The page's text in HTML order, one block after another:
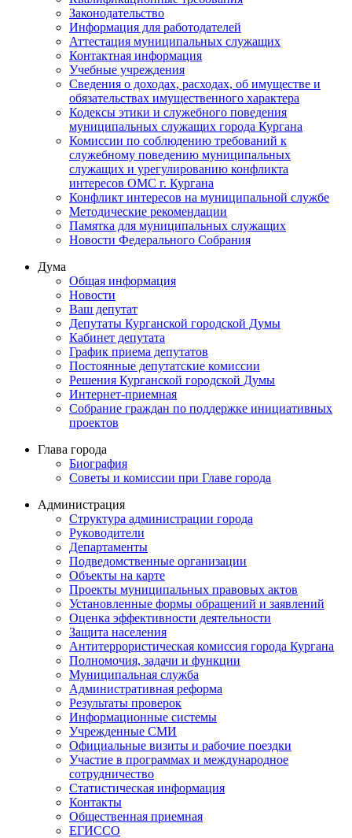
Законодательство
Информация для работодателей
Аттестация муниципальных служащих
Контактная информация
Учебные учреждения
Сведения о доходах, расходах, об имуществе и
обязательствах имущественного характера
Кодексы этики и служебного поведения
муниципальных служащих города Кургана
Комиссии по соблюдению требований к
служебному поведению муниципальных
служащих и урегулированию конфликта
интересов ОМС г. Кургана
Конфликт интересов на муниципальной службе
Методические рекомендации
Памятка для муниципальных служащих
Новости Федерального Cобрания
Дума
Общая информация
Новости
Ваш депутат
Депутаты Курганской городской Думы
Кабинет депутата
График приема депутатов
Постоянные депутатские комиссии
Решения Курганской городской Думы
Интернет-приемная
Собрание граждан по поддержке инициативных
проектов
Глава города
Биография
Советы и комиссии при Главе города
Администрация
Структура администрации города
Руководители
Департаменты
Подведомственные организации
Объекты на карте
Проекты муниципальных правовых актов
Установленные формы обращений и заявлений
Оценка эффективности деятельности
Защита населения
Антитеррористическая комиссия города Кургана
Полномочия, задачи и функции
Муниципальная служба
Административная реформа
Результаты проверок
Информационные системы
Учрежденные СМИ
Официальные визиты и рабочие поездки
Участие в программах и международное
сотрудничество
Статистическая информация
Контакты
Общественная приемная
ЕГИССО